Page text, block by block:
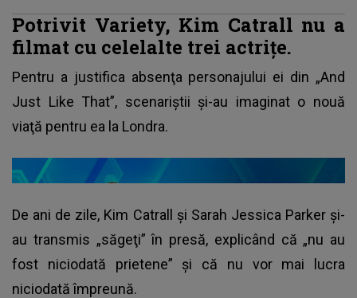
Potrivit Variety, Kim Catrall nu a
filmat cu celelalte trei actriţe.
Pentru a justifica absenţa personajului ei din „And
Just Like That”, scenariştii şi-au imaginat o nouă
viaţă pentru ea la Londra.
De ani de zile, Kim Catrall şi Sarah Jessica Parker şi-
au transmis „săgeţi” în presă, explicând că „nu au
fost niciodată prietene” şi că nu vor mai lucra
niciodată împreună.